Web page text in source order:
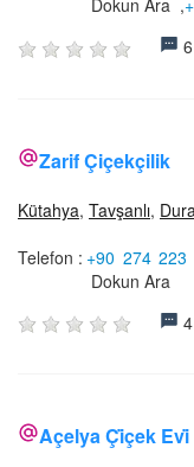
Dokun Ara ,
Zarif Çiçekçilik
Kütahya, Tavşanlı,
Telefon : +90 274 223
Dokun Ara
Açelya Çi̇çek Evi̇